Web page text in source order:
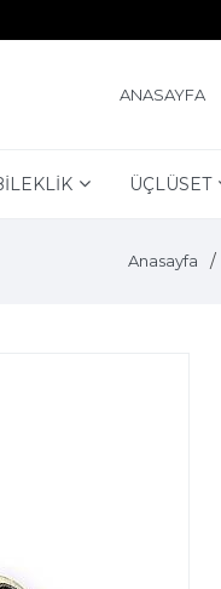
ANASAYFA
ÜÇLÜSET
Anasayfa